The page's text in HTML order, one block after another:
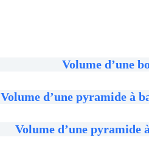
Volume d’une
Volume d’une pyramide à
Volume d’une pyramide